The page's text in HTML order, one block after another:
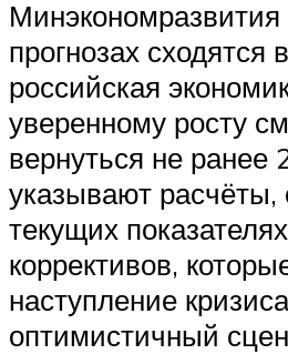
прогнозах сходятся
российская
уверенному росту
вернуться не ранее
указывают
текущих
коррективов,
наступление
оптимистичный